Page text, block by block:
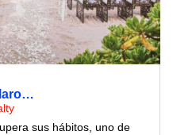
sus hábitos, uno de